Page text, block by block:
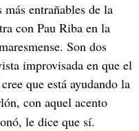
más entrañables de la
con Pau Riba en la
Son dos
improvisada en que el
que está ayudando la
con aquel acento
le dice que sí.